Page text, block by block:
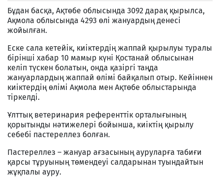
Бұдан басқа, Ақтөбе облысында 3092 дарақ қырылса,
Ақмола облысында 4293 өлі жануардың денесі
жойылған.
Еске сала кетейік, киіктердің жаппай қырылуы туралы
бірінші хабар 10 мамыр күні Қостанай облысынан
келіп түскен болатын, онда қазіргі таңда
жануарлардың жаппай өлімі байқалып отыр. Кейіннен
киіктердің өлімі Ақмола мен Ақтөбе облыстарында
тіркелді.
Ұлттық ветеринария референттік орталығының
қорытынды нәтижелері бойынша, киіктің қырылу
себебі пастереллез болған.
Пастереллез – жануар ағзасының ауруларға табиғи
қарсы тұруының төмендеуі салдарынан туындайтын
жұқпалы ауру.